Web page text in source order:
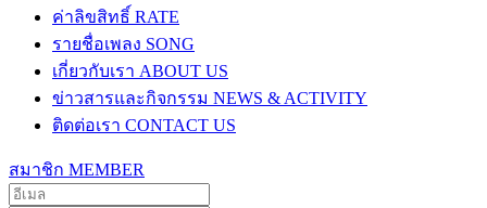
ค่าลิขสิทธิ์ RATE
รายชื่อเพลง SONG
เกี่ยวกับเรา ABOUT US
ข่าวสารและกิจกรรม NEWS & ACTIVITY
ติดต่อเรา CONTACT US
สมาชิก MEMBER